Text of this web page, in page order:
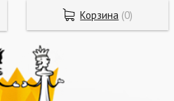
Корзина (0)